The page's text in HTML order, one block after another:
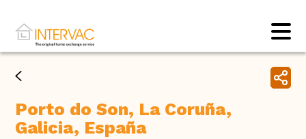
Porto do Son, La Coruña,
Galicia, España